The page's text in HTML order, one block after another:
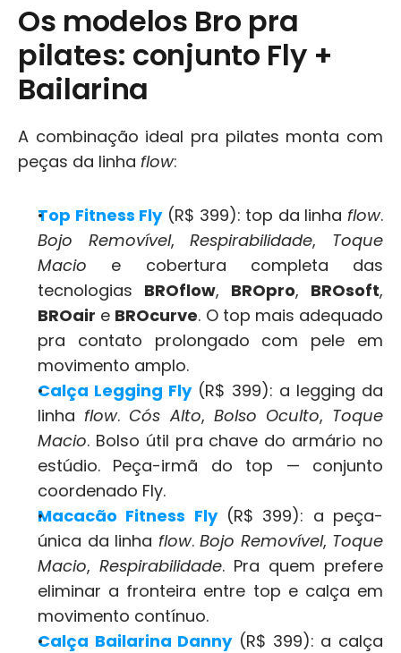
Os modelos Bro pra
pilates: conjunto Fly +
Bailarina
A combinação ideal pra pilates monta com
peças da linha flow:
Top Fitness Fly (R$ 399): top da linha flow
Bojo Removível, Respirabilidade, Toque
Macio e cobertura completa das
tecnologias BROflow, BROpro, BROsoft
BROair e BROcurve. O top mais adequado
pra contato prolongado com pele em
movimento amplo.
Calça Legging Fly (R$ 399): a legging da
linha flow. Cós Alto, Bolso Oculto, Toque
Macio. Bolso útil pra chave do armário no
estúdio. Peça-irmã do top — conjunto
coordenado Fly.
Macacão Fitness Fly (R$ 399): a peça-
única da linha flow. Bojo Removível, Toque
Macio, Respirabilidade. Pra quem prefere
eliminar a fronteira entre top e calça em
movimento contínuo.
Calça Bailarina Danny (R$ 399): a calça